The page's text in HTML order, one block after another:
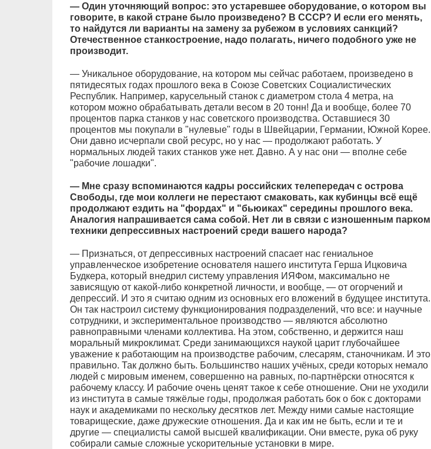
— Один уточняющий вопрос: это устаревшее оборудование, о котором вы
говорите, в какой стране было произведено? В СССР? И если его менять,
то найдутся ли варианты на замену за рубежом в условиях санкций?
Отечественное станкостроение, надо полагать, ничего подобного уже не
производит.
— Уникальное оборудование, на котором мы сейчас работаем, произведено в
пятидесятых годах прошлого века в Союзе Советских Социалистических
Республик. Например, карусельный станок с диаметром стола 4 метра, на
котором можно обрабатывать детали весом в 20 тонн! Да и вообще, более 70
процентов парка станков у нас советского производства. Оставшиеся 30
процентов мы покупали в "нулевые" годы в Швейцарии, Германии, Южной Корее.
Они давно исчерпали свой ресурс, но у нас — продолжают работать. У
нормальных людей таких станков уже нет. Давно. А у нас они — вполне себе
"рабочие лошадки".
— Мне сразу вспоминаются кадры российских телепередач с острова
Свободы, где мои коллеги не перестают смаковать, как кубинцы всё ещё
продолжают ездить на "фордах" и "бьюиках" середины прошлого века.
Аналогия напрашивается сама собой. Нет ли в связи с изношенным парком
техники депрессивных настроений среди вашего народа?
— Признаться, от депрессивных настроений спасает нас гениальное
управленческое изобретение основателя нашего института Герша Ицковича
Будкера, который внедрил систему управления ИЯФом, максимально не
зависящую от какой-либо конкретной личности, и вообще, — от огорчений и
депрессий. И это я считаю одним из основных его вложений в будущее института.
Он так настроил систему функционирования подразделений, что все: и научные
сотрудники, и экспериментальное производство — являются абсолютно
равноправными членами коллектива. На этом, собственно, и держится наш
моральный микроклимат. Среди занимающихся наукой царит глубочайшее
уважение к работающим на производстве рабочим, слесарям, станочникам. И это
правильно. Так должно быть. Большинство наших учёных, среди которых немало
людей с мировым именем, совершенно на равных, по-партнёрски относятся к
рабочему классу. И рабочие очень ценят такое к себе отношение. Они не уходили
из института в самые тяжёлые годы, продолжая работать бок о бок с докторами
наук и академиками по нескольку десятков лет. Между ними самые настоящие
товарищеские, даже дружеские отношения. Да и как им не быть, если и те и
другие — специалисты самой высшей квалификации. Они вместе, рука об руку
собирали самые сложные ускорительные установки в мире.